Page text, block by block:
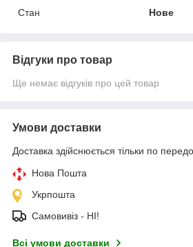
Стан
Нове
Відгуки про товар
Ще немає відгуків про цей товар
Умови доставки
Доставка здійснюється тільки по
Нова Пошта
Укрпошта
Самовивіз - НІ!
Всі умови доставки